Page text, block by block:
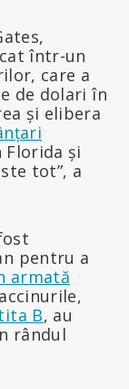
într-un
care a
de dolari în
și elibera
și
tot”, a
pentru a
armată
B, au
rândul